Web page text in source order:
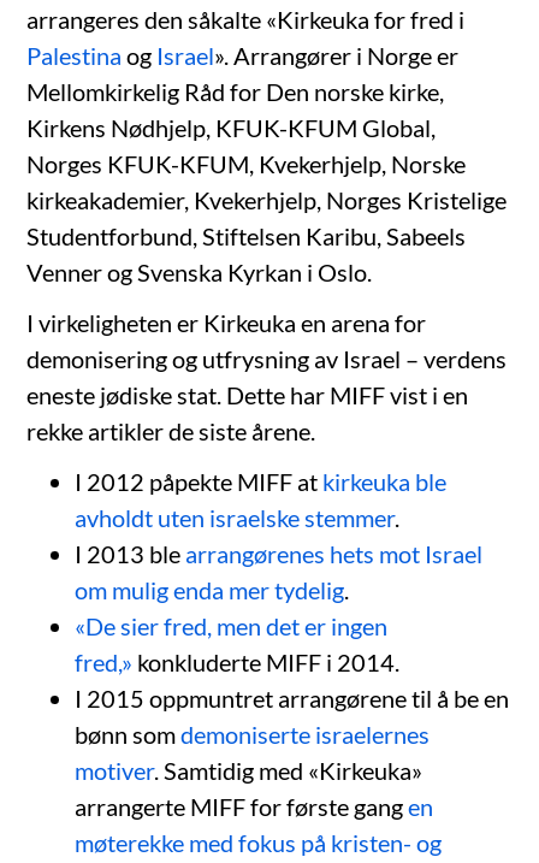
arrangeres den såkalte «Kirkeuka for fred i
Palestina og Israel». Arrangører i Norge er
Mellomkirkelig Råd for Den norske kirke,
Kirkens Nødhjelp, KFUK-KFUM Global,
Norges KFUK-KFUM, Kvekerhjelp, Norske
kirkeakademier, Kvekerhjelp, Norges Kristelige
Studentforbund, Stiftelsen Karibu, Sabeels
Venner og Svenska Kyrkan i Oslo.
I virkeligheten er Kirkeuka en arena for
demonisering og utfrysning av Israel – verdens
eneste jødiske stat. Dette har MIFF vist i en
rekke artikler de siste årene.
I 2012 påpekte MIFF at kirkeuka ble
avholdt uten israelske stemmer.
I 2013 ble arrangørenes hets mot Israel
om mulig enda mer tydelig.
«De sier fred, men det er ingen
fred,» konkluderte MIFF i 2014.
I 2015 oppmuntret arrangørene til å be en
bønn somdemoniserte israelernes
motiver. Samtidig med «Kirkeuka»
arrangerte MIFF for første gangen
møterekke med fokus på kristen- og